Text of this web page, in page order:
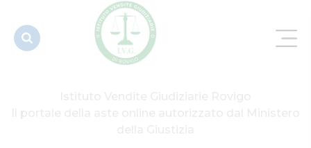
commerciale,
sita in
Tag...